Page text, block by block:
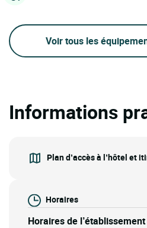
Voir tous les
Informations
Plan d’accès à l’hôtel et
Horaires
Horaires de l’établissement